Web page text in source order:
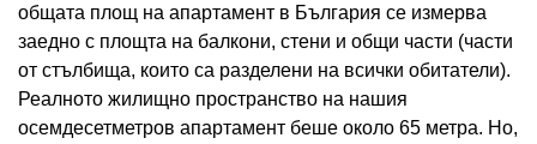
общата площ на апартамент в България се измерва
заедно с площта на балкони, стени и общи части (части
от стълбища, които са разделени на всички обитатели).
Реалното жилищно пространство на нашия
осемдесетметров апартамент беше около 65 метра. Но,